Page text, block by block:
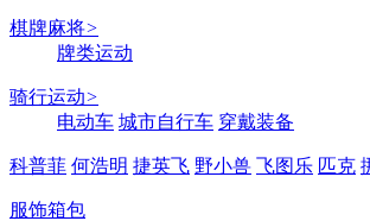
棋牌麻将>
牌类运动
骑行运动>
电动车 城市自行车 穿戴装备
科普菲 何浩明 捷英飞 野小兽 飞图乐 匹克
服饰箱包